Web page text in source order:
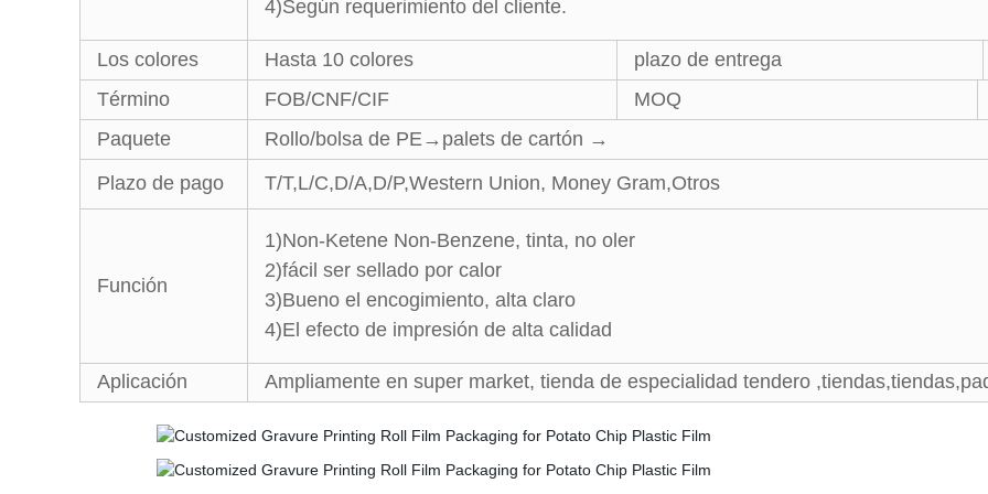
4)Según requerimiento del cliente.
Los colores Hasta 10 colores
plazo de entrega
Término
FOB/CNF/CIF
MOQ
Paquete
Rollo/bolsa de PE→palets de cartón →
Plazo de pago
T/T,L/C,D/A,D/P,Western Union, Money Gram,Otros
Función
1)Non-Ketene Non-Benzene, tinta, no oler
2)fácil ser sellado por calor
3)Bueno el encogimiento, alta claro
4)El efecto de impresión de alta calidad
Aplicación Ampliamente en super market, tienda de especialidad tendero ,tiendas,tiendas,